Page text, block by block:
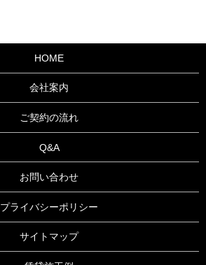
HOME
会社案内
ご契約の流れ
Q&A
お問い合わせ
プライバシーポリシー
サイトマップ